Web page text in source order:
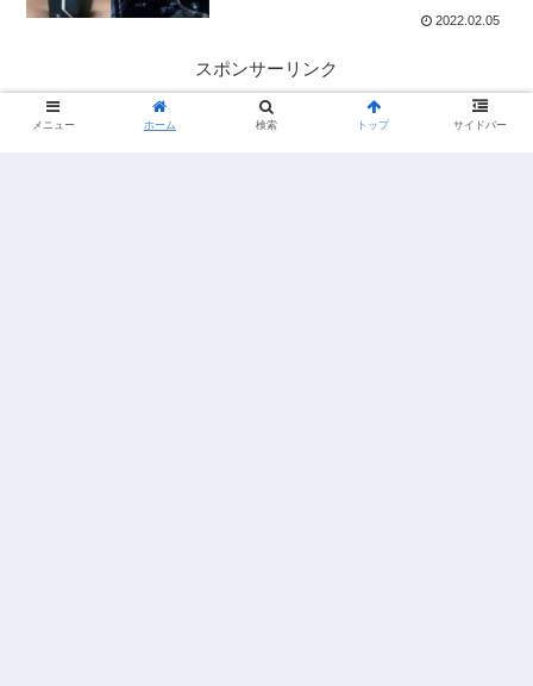
2022.02.05
スポンサーリンク
メニュー ホーム 検索 トップ サイドバー